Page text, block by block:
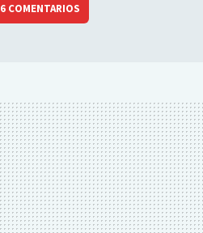
6 COMENTARIOS